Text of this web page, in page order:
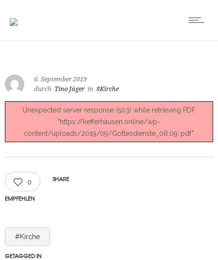
6. September 2019
durch Tino Jäger in #Kirche
Unexpected server response (503) while retrieving PDF
"https://kefferhausen.online/wp-
content/uploads/2019/09/Gottesdienste_08.09..pdf".
0
EMPFEHLEN
SHARE
#Kirche
GETAGGED IN